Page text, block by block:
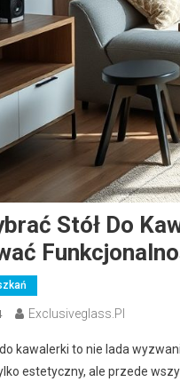
Stół Do
Exclusiveglass.pl
kawalerki to nie lada
estetyczny, ale przede